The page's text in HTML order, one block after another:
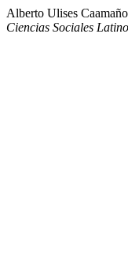
Alberto Ulises
Ciencias Sociales